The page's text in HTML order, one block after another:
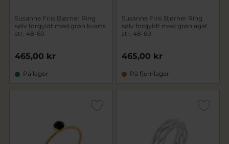
Susanne Friis Bjørner Ring
sølv forgyldt med grøn kvarts
str. 48-60
465,00 kr
På lager
Susanne Friis Bjørner Ring
sølv forgyldt med grøn agat
str. 48-60
465,00 kr
På fjernlager